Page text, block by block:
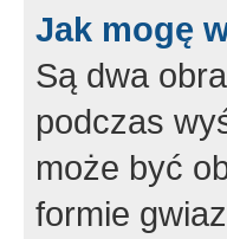
Jak mogę
Są dwa
podczas
może być
formie